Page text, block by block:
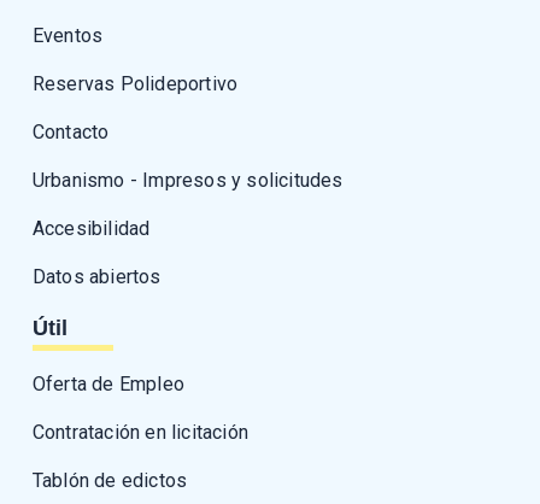
Eventos
Reservas Polideportivo
Contacto
Urbanismo - Impresos y solicitudes
Accesibilidad
Datos abiertos
Útil
Oferta de Empleo
Contratación en licitación
Tablón de edictos